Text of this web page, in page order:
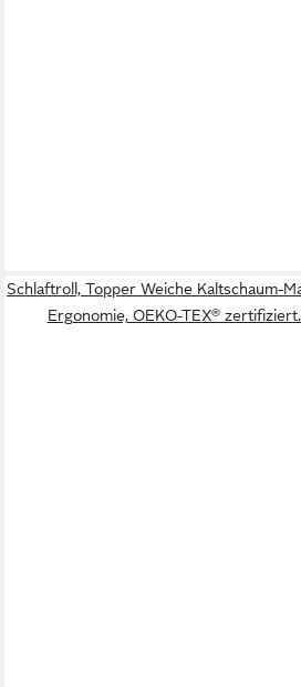
Schlaftroll, Topper Weiche Kaltschaum-
Ergonomie, OEKO-TEX®